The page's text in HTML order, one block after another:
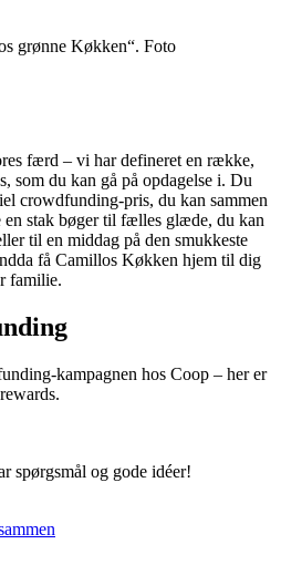
grønne Køkken“. Foto
færd – vi har defineret en række,
som du kan gå på opdagelse i. Du
crowdfunding-pris, du kan sammen
stak bøger til fælles glæde, du kan
til en middag på den smukkeste
få Camillos Køkken hjem til dig
familie.
kampagnen hos Coop – her er
spørgsmål og gode idéer!